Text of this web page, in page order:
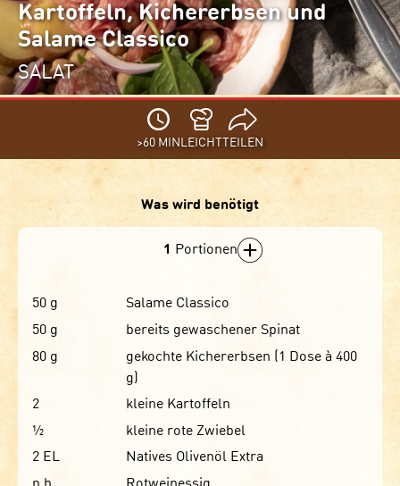
Kartoffeln, Kichererbsen und
Salame Classico
SALAT
>60 MIN LEICHT TEILEN
Was wird benötigt
1 Portionen
50 g
Salame Classico
50 g
bereits gewaschener Spinat
80 g
gekochte Kichererbsen (1 Dose à 400
g)
2
kleine Kartoffeln
½
kleine rote Zwiebel
2 EL
Natives Olivenöl Extra